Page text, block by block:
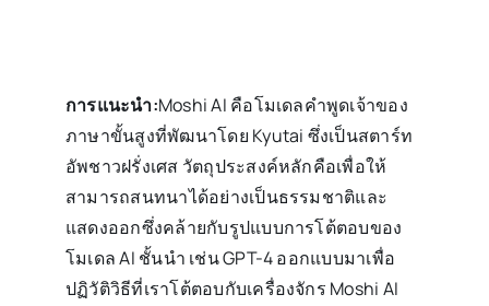
การแนะนำ:Moshi AI คือโมเดลคำพูดเจ้าของ
ภาษาขั้นสูงที่พัฒนาโดย Kyutai ซึ่งเป็นสตาร์ท
อัพชาวฝรั่งเศส วัตถุประสงค์หลักคือเพื่อให้
สามารถสนทนาได้อย่างเป็นธรรมชาติและ
แสดงออกซึ่งคล้ายกับรูปแบบการโต้ตอบของ
โมเดล AI ชั้นนำ เช่น GPT-4 ออกแบบมาเพื่อ
ปฏิวัติวิธีที่เราโต้ตอบกับเครื่องจักร Moshi AI